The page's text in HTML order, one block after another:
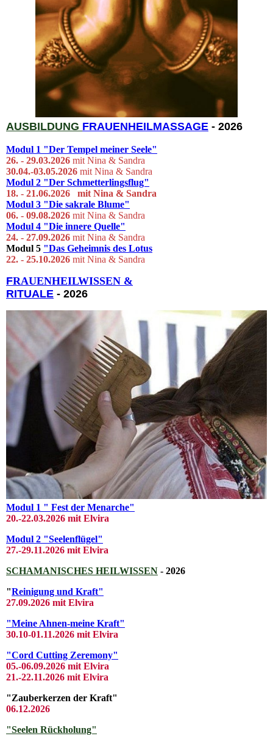
AUSBILDUNG FRAUENHEILMASSAGE - 2026
Modul 1 "Der Tempel meiner Seele"
26. - 29.03.2026 mit Nina & Sandra
30.04.-03.05.2026 mit Nina & Sandra
Modul 2 "Der Schmetterlingsflug"
18. - 21.06.2026 mit Nina & Sandra
Modul 3 "Die sakrale Blume"
06. - 09.08.2026 mit Nina & Sandra
Modul 4 "Die innere Quelle"
24. - 27.09.2026 mit Nina & Sandra
Modul 5 "Das Geheimnis des Lotus
22. - 25.10.2026 mit Nina & Sandra
FRAUENHEILWISSEN &
RITUALE - 2026
Modul 1 " Fest der Menarche"
20.-22.03.2026 mit Elvira
Modul 2 "Seelenflügel"
27.-29.11.2026 mit Elvira
SCHAMANISCHES HEILWISSEN - 2026
"Reinigung und Kraft"
27.09.2026 mit Elvira
"Meine Ahnen-meine Kraft"
30.10-01.11.2026 mit Elvira
"Cord Cutting Zeremony"
05.-06.09.2026 mit Elvira
21.-22.11.2026 mit Elvira
"Zauberkerzen der Kraft"
06.12.2026
"Seelen Rückholung"